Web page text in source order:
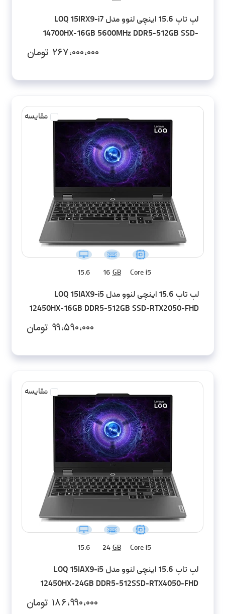
لپ تاپ 15.6 اینچی لنوو مدل LOQ 15IRX9-i7
14700HX-16GB 5600MHz DDR5-512GB SSD-
۲۶۷،۰۰۰،۰۰۰ تومان
مقایسه
Core i5
16 GB
15.6
لپ تاپ 15.6 اینچی لنوو مدل LOQ 15IAX9-i5
12450HX-16GB DDR5-512GB SSD-RTX2050-FHD
۹۹،۵۹۰،۰۰۰ تومان
مقایسه
Core i5
24 GB
15.6
لپ تاپ 15.6 اینچی لنوو مدل LOQ 15IAX9-i5
12450HX-24GB DDR5-512SSD-RTX4050-FHD
۱۸۶،۹۹۰،۰۰۰ تومان